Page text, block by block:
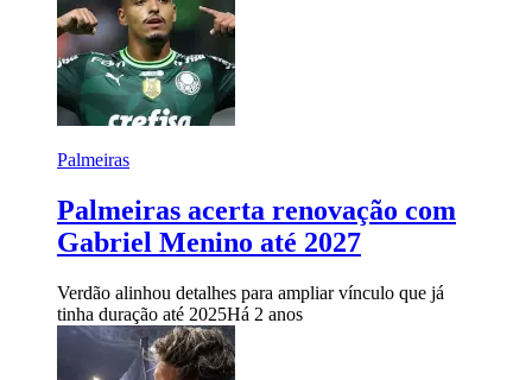
Palmeiras
Palmeiras acerta renovação com
Gabriel Menino até 2027
Verdão alinhou detalhes para ampliar vínculo que já
tinha duração até 2025Há 2 anos